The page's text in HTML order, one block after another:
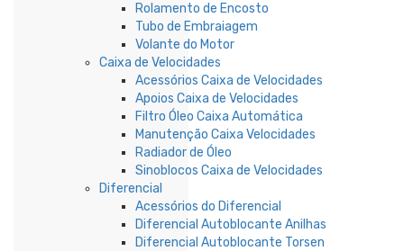
Rolamento de Encosto
Tubo de Embraiagem
Volante do Motor
Caixa de Velocidades
Acessórios Caixa de Velocidades
Apoios Caixa de Velocidades
Filtro Óleo Caixa Automática
Manutenção Caixa Velocidades
Radiador de Óleo
Sinoblocos Caixa de Velocidades
Diferencial
Acessórios do Diferencial
Diferencial Autoblocante Anilhas
Diferencial Autoblocante Torsen